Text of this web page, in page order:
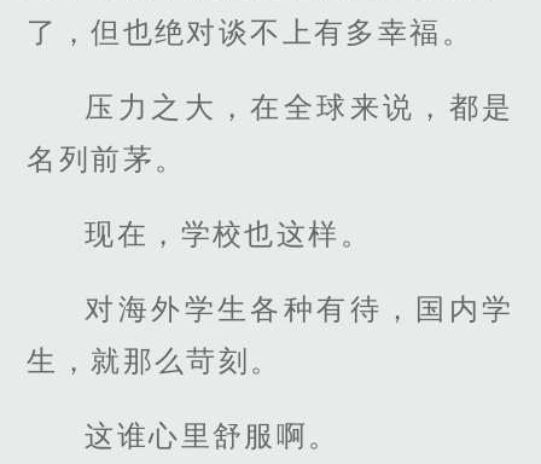
了，但也绝对谈不上有多幸福。
压力之大，在全球来说，都是
名列前茅。
现在，学校也这样。
对海外学生各种有待，国内学
生，就那么苛刻。
这谁心里舒服啊。